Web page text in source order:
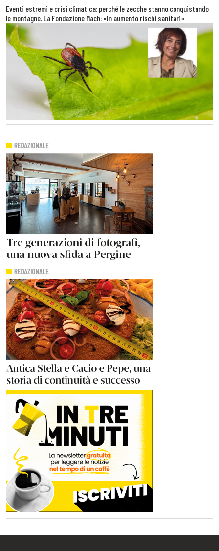
Eventi estremi e crisi climatica: perché le zecche stanno conquistando
le montagne. La Fondazione Mach: «In aumento rischi sanitari»